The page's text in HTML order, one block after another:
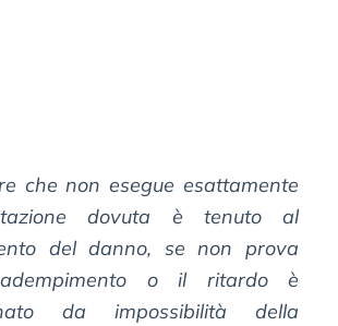
che non esegue esattamente
dovuta è tenuto al
del danno, se non prova
o il ritardo è
da impossibilità della